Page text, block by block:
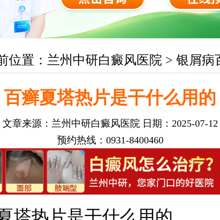
位置： 兰州中研白癜风医院 > 银屑病
百癣夏塔热片是干什么用的
文章来源： 兰州中研白癜风医院日期：2025-07-12
预约热线：0931-8400460